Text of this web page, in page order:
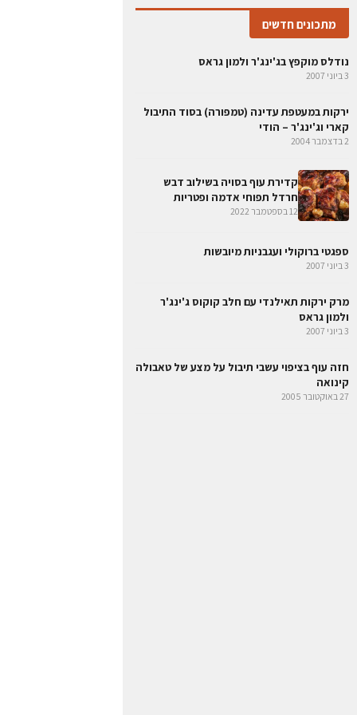
מתכונים חדשים
נודלס מוקפץ בג'ינג'ר ולמון גראס
3 ביוני 2007
ירקות במעטפת עדינה (טמפורה) בסוד התיבול
קארי וג'ינג'ר – הודי
2 בדצמבר 2004
קדירת עוף בסויה בשילוב דבש
חרדל תפוחי אדמה ופטריות
12 בספטמבר 2022
ספגטי ברוקולי ועגבניות מיובשות
3 ביוני 2007
מרק ירקות תאילנדי עם חלב קוקוס ג'ינג'ר
ולמון גראס
3 ביוני 2007
חזה עוף בציפוי עשבי תיבול על מצע של טאבולה
קינואה
27 באוקטובר 2005